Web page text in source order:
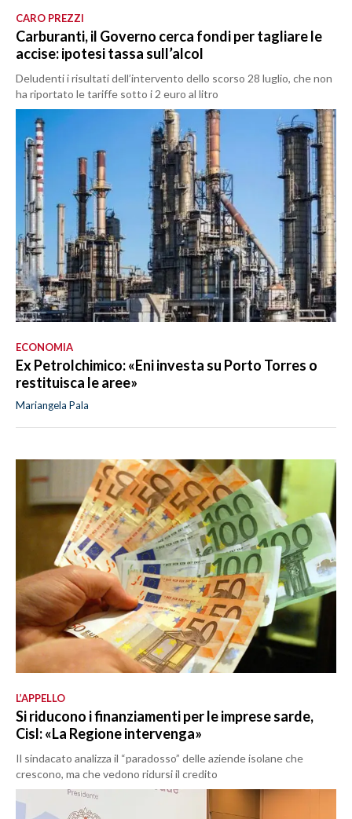
CARO PREZZI
Carburanti, il Governo cerca fondi per tagliare le
accise: ipotesi tassa sull’alcol
Deludenti i risultati dell’intervento dello scorso 28 luglio, che non
ha riportato le tariffe sotto i 2 euro al litro
ECONOMIA
Ex Petrolchimico: «Eni investa su Porto Torres o
restituisca le aree»
Mariangela Pala
L’APPELLO
Si riducono i finanziamenti per le imprese sarde,
Cisl: «La Regione intervenga»
Il sindacato analizza il “paradosso” delle aziende isolane che
crescono, ma che vedono ridursi il credito